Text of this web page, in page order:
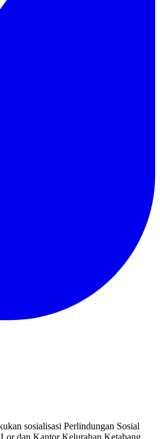
sosialisasi Perlindungan Sosial
dan Kantor Kelurahan Ketabang,